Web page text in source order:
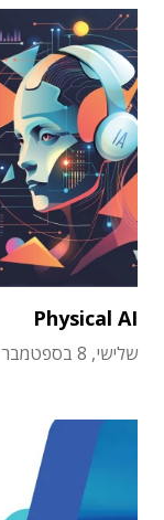
Physical AI
שלישי, 8 בספטמבר 2026